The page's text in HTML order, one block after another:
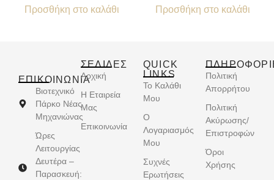
Προσθήκη στο καλάθι Προσθήκη στο καλάθι
ΕΠΙΚΟΙΝΩΝΊΑ
Βιοτεχνικό
Πάρκο Νέας
Μηχανιώνας
Ώρες
Λειτουργίας
Δευτέρα –
Παρασκευή:
ΣΕΛΙΔΕΣ
Αρχική
Η Εταιρεία
Μας
Επικοινωνία
QUICK
LINKS
Το Καλάθι
Μου
Ο
Λογαριασμός
Μου
Συχνές
Ερωτήσεις
Πολιτική
Απορρήτου
Πολιτική
Ακύρωσης/
Επιστροφών
Όροι
Χρήσης